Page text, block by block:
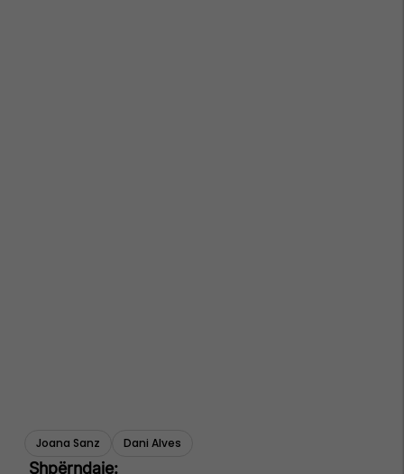
Joana Sanz Dani Alves